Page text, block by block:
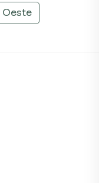
Oeste